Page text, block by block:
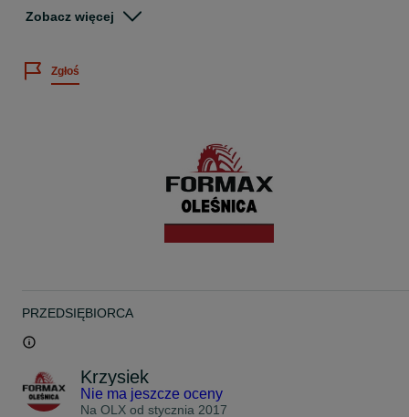
- wszystkie oferowane opony objęte są gwarancją rozruchową,
- każda opona przed wysłaniem sprawdzana jest ciśnieniowo.
W ofercie posiadamy tysiące opon!
- opony używane ciężarowe (ciągniki siodłowe, naczepy,
Adres firmy:
Formax S.C. Serwis Opon
Dąbrowa 1
Czynne:
Pon.-Pt.: 8-17
Zobacz więcej
Zgłoś
PRZEDSIĘBIORCA
Krzysiek
Nie ma jeszcze oceny
Na OLX od stycznia 2017